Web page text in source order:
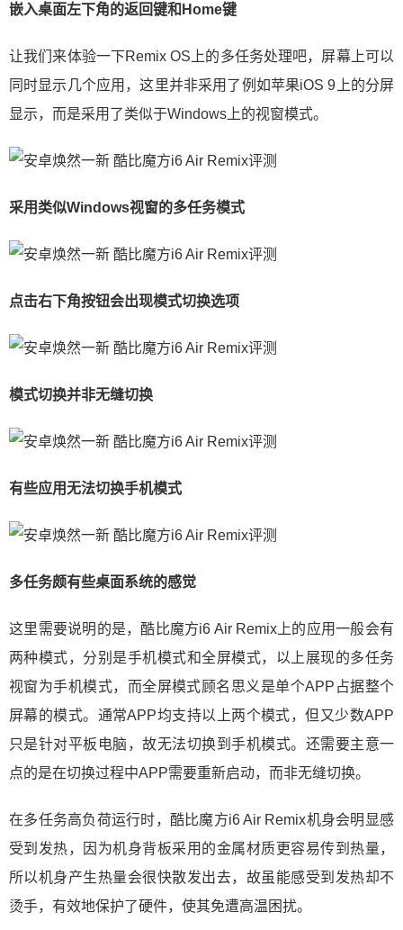
嵌入桌面左下角的返回键和Home键
让我们来体验一下Remix OS上的多任务处理吧，屏幕上可以
同时显示几个应用，这里并非采用了例如苹果iOS 9上的分屏
显示，而是采用了类似于Windows上的视窗模式。
采用类似Windows视窗的多任务模式
点击右下角按钮会出现模式切换选项
模式切换并非无缝切换
有些应用无法切换手机模式
多任务颇有些桌面系统的感觉
这里需要说明的是，酷比魔方i6 Air Remix上的应用一般会有
两种模式，分别是手机模式和全屏模式，以上展现的多任务
视窗为手机模式，而全屏模式顾名思义是单个APP占据整个
屏幕的模式。通常APP均支持以上两个模式，但又少数APP
只是针对平板电脑，故无法切换到手机模式。还需要主意一
点的是在切换过程中APP需要重新启动，而非无缝切换。
在多任务高负荷运行时，酷比魔方i6 Air Remix机身会明显感
受到发热，因为机身背板采用的金属材质更容易传到热量，
所以机身产生热量会很快散发出去，故虽能感受到发热却不
烫手，有效地保护了硬件，使其免遭高温困扰。